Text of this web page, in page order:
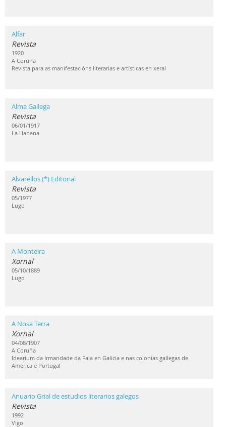
Alfar
Revista
1920
A Coruña
Revista para as manifestacións literarias e artísticas en xeral
Alma Gallega
Revista
06/01/1917
La Habana
Alvarellos (*) Editorial
Revista
05/1977
Lugo
A Monteira
Xornal
05/10/1889
Lugo
A Nosa Terra
Xornal
04/08/1907
A Coruña
Idearium da Irmandade da Fala en Galicia e nas colonias gallegas de
América e Portugal
Anuario Grial de estudios literarios galegos
Revista
1992
Vigo